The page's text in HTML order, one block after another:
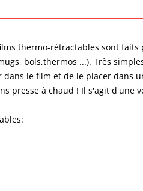
thermo-rétractables sont faits
bols,thermos ...). Très
le film et de le placer dans
presse à chaud ! Il s'agit d'une